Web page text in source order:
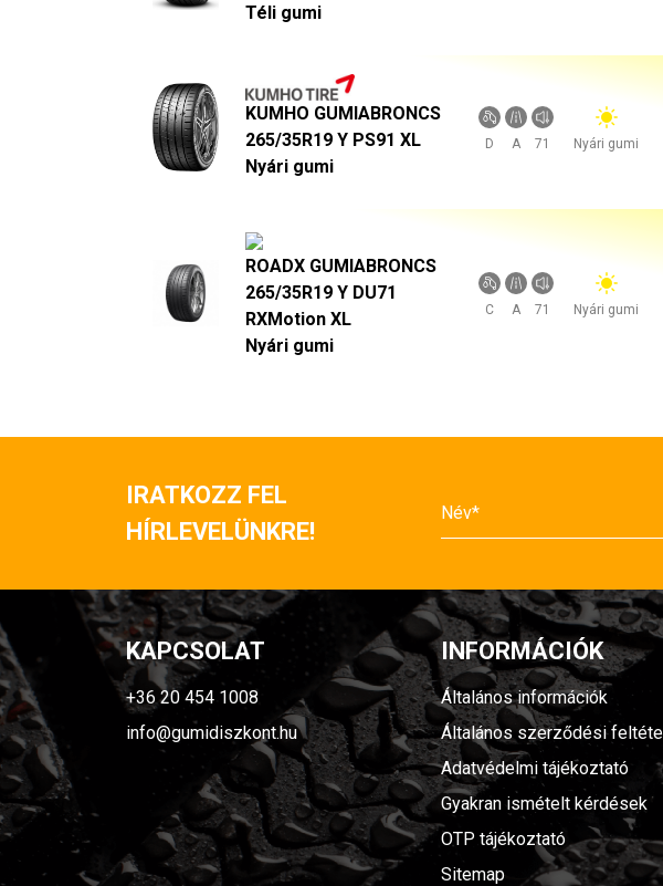
Téli gumi
KUMHO GUMIABRONCS
265/35R19 Y PS91 XL
Nyári gumi
D A 71 Nyári gumi
ROADX GUMIABRONCS
265/35R19 Y DU71
RXMotion XL
Nyári gumi
C A 71 Nyári gumi
IRATKOZZ FEL
HÍRLEVELÜNKRE!
KAPCSOLAT
+36 20 454 1008
info@gumidiszkont.hu
INFORMÁCIÓK
Általános információk
Általános szerződési
Adatvédelmi tájékoztató
Gyakran ismételt kérdések
OTP tájékoztató
Sitemap